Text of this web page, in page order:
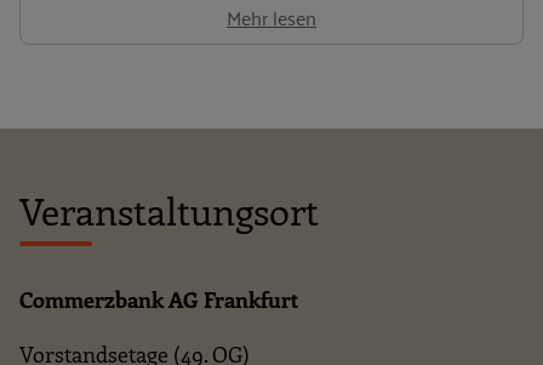
Mehr lesen
Veranstaltungsort
Commerzbank AG Frankfurt
Vorstandsetage (49. OG)